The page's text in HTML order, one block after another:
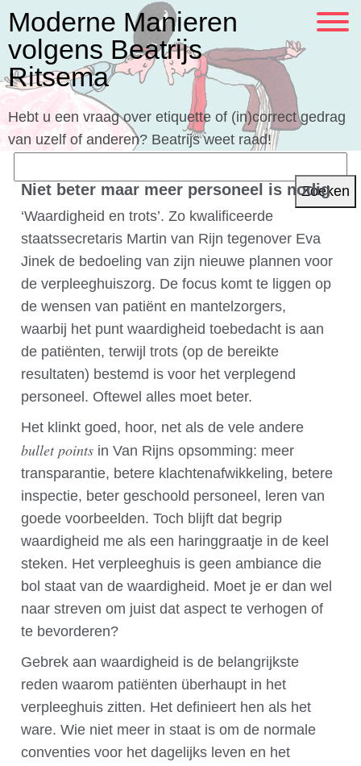
Moderne Manieren
volgens Beatrijs
Ritsema
Hebt u een vraag over etiquette of (in)correct gedrag
van uzelf of anderen? Beatrijs weet raad!
naar:Niet beter maar meer personeel is nodig
‘Waardigheid en trots’. Zo kwalificeerde
staatssecretaris Martin van Rijn tegenover Eva
Jinek de bedoeling van zijn nieuwe plannen voor
de verpleeghuiszorg. De focus komt te liggen op
de wensen van patiënt en mantelzorgers,
waarbij het punt waardigheid toebedacht is aan
de patiënten, terwijl trots (op de bereikte
resultaten) bestemd is voor het verplegend
personeel. Oftewel alles moet beter.
Het klinkt goed, hoor, net als de vele andere
bullet points in Van Rijns opsomming: meer
transparantie, betere klachtenafwikkeling, betere
inspectie, beter geschoold personeel, leren van
goede voorbeelden. Toch blijft dat begrip
waardigheid me als een haringgraatje in de keel
steken. Het verpleeghuis is geen ambiance die
bol staat van de waardigheid. Moet je er dan wel
naar streven om juist dat aspect te verhogen of
te bevorderen?
Gebrek aan waardigheid is de belangrijkste
reden waarom patiënten überhaupt in het
verpleeghuis zitten. Het definieert hen als het
ware. Wie niet meer in staat is om de normale
conventies voor het dagelijks leven en het